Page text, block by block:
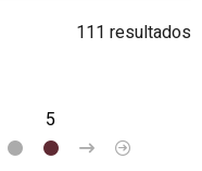
111 resultados
5